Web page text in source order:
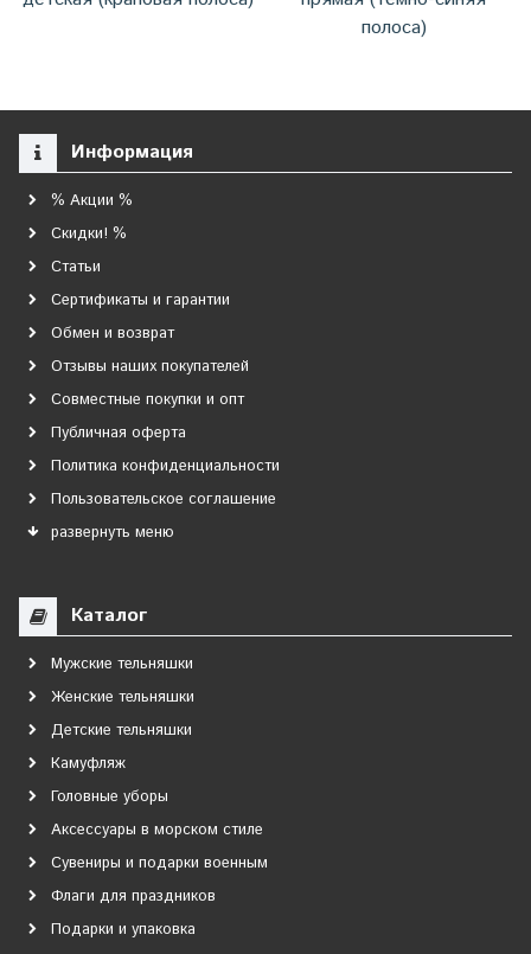
полоса)
Информация
% Акции %
Скидки! %
Статьи
Сертификаты и гарантии
Обмен и возврат
Отзывы наших покупателей
Совместные покупки и опт
Публичная оферта
Политика конфиденциальности
Пользовательское соглашение
развернуть меню
Каталог
Мужские тельняшки
Женские тельняшки
Детские тельняшки
Камуфляж
Головные уборы
Аксессуары в морском стиле
Сувениры и подарки военным
Флаги для праздников
Подарки и упаковка